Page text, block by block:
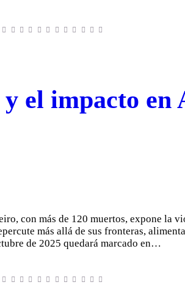
el impacto
con más de 120 muertos, expone
más allá de sus fronteras,
de 2025 quedará marcado en…